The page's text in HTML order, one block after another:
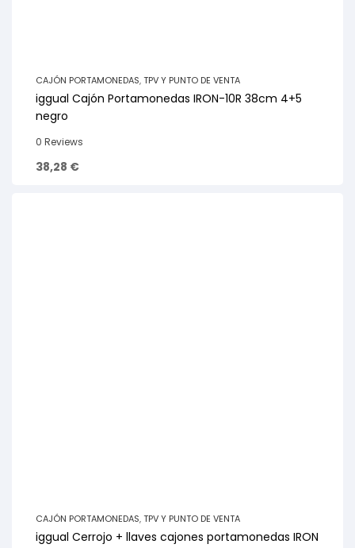
CAJÓN PORTAMONEDAS,TPV Y PUNTO DE VENTA
iggual Cajón Portamonedas IRON-10R 38cm 4+5
negro
0 Reviews
38,28 €
CAJÓN PORTAMONEDAS,TPV Y PUNTO DE VENTA
iggual Cerrojo + llaves cajones portamonedas IRON